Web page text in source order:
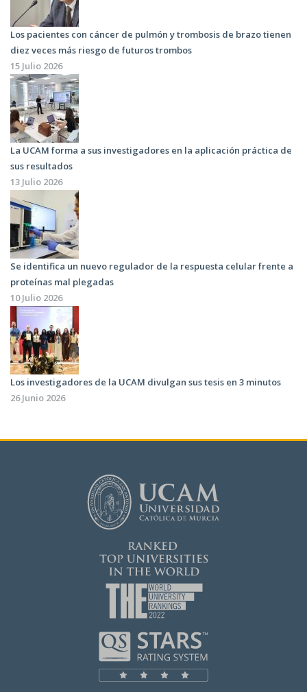
Los pacientes con cáncer de pulmón y trombosis de brazo tienen
diez veces más riesgo de futuros trombos
15 Julio 2026
La UCAM forma a sus investigadores en la aplicación práctica de
sus resultados
13 Julio 2026
Se identifica un nuevo regulador de la respuesta celular frente a
proteínas mal plegadas
10 Julio 2026
Los investigadores de la UCAM divulgan sus tesis en 3 minutos
26 Junio 2026